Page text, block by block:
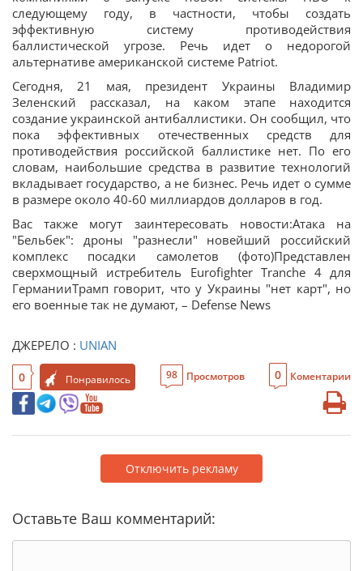
следующему году, в частности, чтобы создать
эффективную систему противодействия
баллистической угрозе. Речь идет о недорогой
альтернативе американской системе Patriot.
Сегодня, 21 мая, президент Украины Владимир
Зеленский рассказал, на каком этапе находится
создание украинской антибаллистики. Он сообщил, что
пока эффективных отечественных средств для
противодействия российской баллистике нет. По его
словам, наибольшие средства в развитие технологий
вкладывает государство, а не бизнес. Речь идет о сумме
в размере около 40-60 миллиардов долларов в год.
Вас также могут заинтересовать новости:Атака на
"Бельбек": дроны "разнесли" новейший российский
комплекс посадки самолетов (фото)Представлен
сверхмощный истребитель Eurofighter Tranche 4 для
ГерманииТрамп говорит, что у Украины "нет карт", но
его военные так не думают, – Defense News
ДЖЕРЕЛО : UNIAN
0 Понравилось 98 Просмотров 0 Коментарии
Отключить рекламу
Оставьте Ваш комментарий: